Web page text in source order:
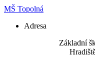
MŠ Topolná
Adresa
​Základní